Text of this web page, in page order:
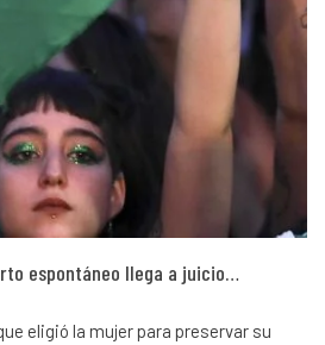
espontáneo llega a juicio…
eligió la mujer para preservar su